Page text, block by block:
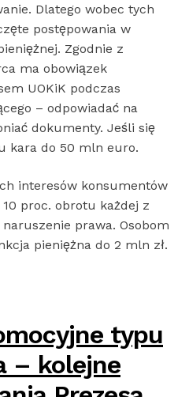
Dlatego wobec tych
postępowania w
Zgodnie z
ma obowiązek
UOKiK podczas
– odpowiadać na
dokumenty. Jeśli się
kara do 50 mln euro.
interesów konsumentów
proc. obrotu każdej z
prawa. Osobom
pieniężna do 2 mln zł.
typu
– kolejne